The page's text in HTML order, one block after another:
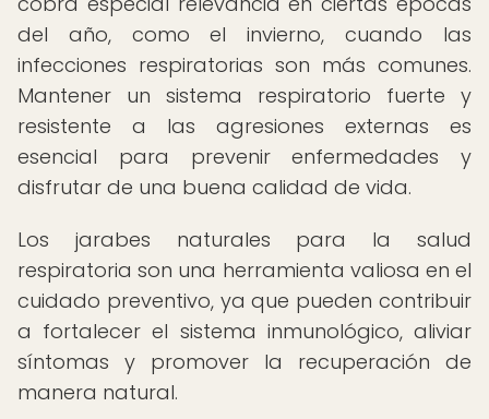
del año, como el invierno, cuando las
infecciones respiratorias son más comunes.
Mantener un sistema respiratorio fuerte y
resistente a las agresiones externas es
esencial para prevenir enfermedades y
disfrutar de una buena calidad de vida.
Los jarabes naturales para la salud
respiratoria son una herramienta valiosa en el
cuidado preventivo, ya que pueden contribuir
a fortalecer el sistema inmunológico, aliviar
síntomas y promover la recuperación de
manera natural.